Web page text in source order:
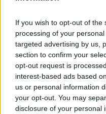
If you wish to opt-out of
processing of your
targeted advertising by us,
section to confirm your
opt-out request is
interest-based ads based
us or personal information
your opt-out. You may
disclosure of your personal
ξεπέρασε
5
ΑΓΡΟΤΙΚΑ •
Κρήτη –
5